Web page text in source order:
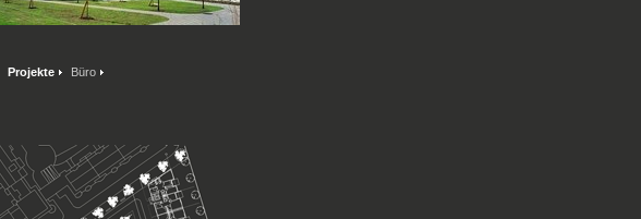
Projekte Büro